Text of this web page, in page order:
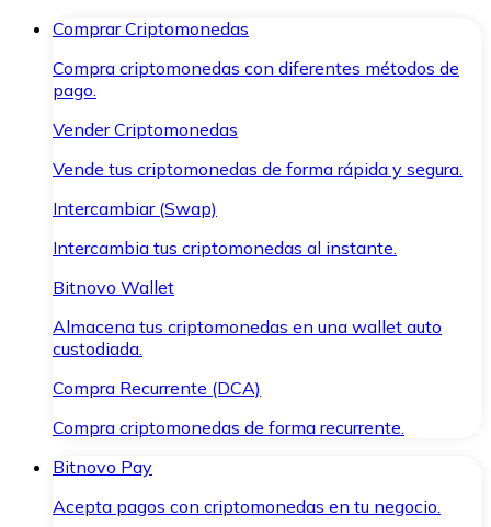
Comprar Criptomonedas
Compra criptomonedas con diferentes métodos de
pago.
Vender Criptomonedas
Vende tus criptomonedas de forma rápida y segura.
Intercambiar (Swap)
Intercambia tus criptomonedas al instante.
Bitnovo Wallet
Almacena tus criptomonedas en una wallet auto
custodiada.
Compra Recurrente (DCA)
Compra criptomonedas de forma recurrente.
Bitnovo Pay
Acepta pagos con criptomonedas en tu negocio.